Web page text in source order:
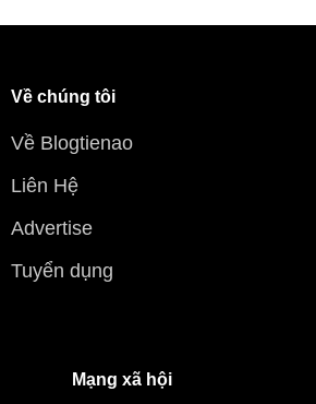
Về chúng tôi
Về Blogtienao
Liên Hệ
Advertise
Tuyển dụng
Mạng xã hội